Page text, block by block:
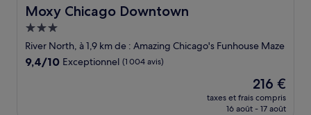
Moxy Chicago Downtown
Moxy Chicago Downtown
Hébergement
3.0 étoiles
River North, à 1,9 km de : Amazing Chicago's Funhouse Maze
9.4
9,4/10 Exceptionnel (1 004 avis)
Le
nouveau
prix
216 €
taxes et frais compris
16 août - 17 août